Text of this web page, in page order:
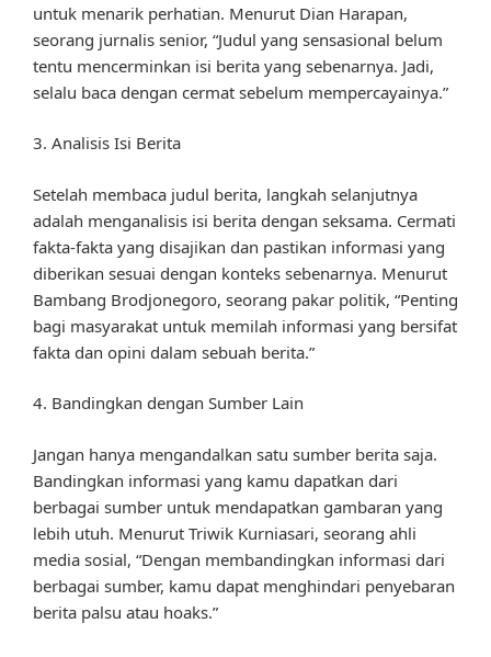
untuk menarik perhatian. Menurut Dian Harapan,
seorang jurnalis senior, “Judul yang sensasional belum
tentu mencerminkan isi berita yang sebenarnya. Jadi,
selalu baca dengan cermat sebelum mempercayainya.”
3. Analisis Isi Berita
Setelah membaca judul berita, langkah selanjutnya
adalah menganalisis isi berita dengan seksama. Cermati
fakta-fakta yang disajikan dan pastikan informasi yang
diberikan sesuai dengan konteks sebenarnya. Menurut
Bambang Brodjonegoro, seorang pakar politik, “Penting
bagi masyarakat untuk memilah informasi yang bersifat
fakta dan opini dalam sebuah berita.”
4. Bandingkan dengan Sumber Lain
Jangan hanya mengandalkan satu sumber berita saja.
Bandingkan informasi yang kamu dapatkan dari
berbagai sumber untuk mendapatkan gambaran yang
lebih utuh. Menurut Triwik Kurniasari, seorang ahli
media sosial, “Dengan membandingkan informasi dari
berbagai sumber, kamu dapat menghindari penyebaran
berita palsu atau hoaks.”